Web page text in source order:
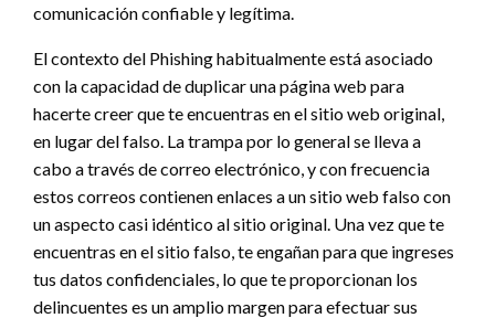
comunicación confiable y legítima.
El contexto del Phishing habitualmente está asociado
con la capacidad de duplicar una página web para
hacerte creer que te encuentras en el sitio web original,
en lugar del falso. La trampa por lo general se lleva a
cabo a través de correo electrónico, y con frecuencia
estos correos contienen enlaces a un sitio web falso con
un aspecto casi idéntico al sitio original. Una vez que te
encuentras en el sitio falso, te engañan para que ingreses
tus datos confidenciales, lo que te proporcionan los
delincuentes es un amplio margen para efectuar sus